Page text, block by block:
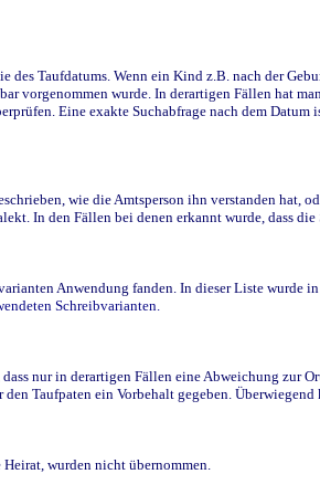
Taufdatums. Wenn ein Kind z.B. nach der
vorgenommen wurde. In derartigen Fällen hat
Eine exakte Suchabfrage nach dem
wie die Amtsperson ihn verstanden hat,
In den Fällen bei denen erkannt wurde, dass
Anwendung fanden. In dieser Liste wurde
Schreibvarianten.
nur in derartigen Fällen eine Abweichung zur
Taufpaten ein Vorbehalt gegeben.
wurden nicht übernommen.